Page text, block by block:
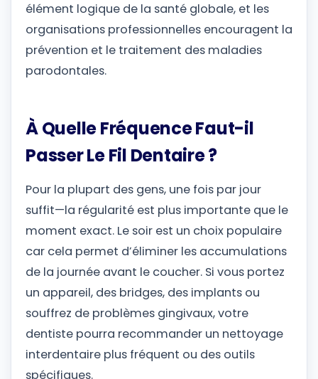
élément logique de la santé globale, et les
organisations professionnelles encouragent la
prévention et le traitement des maladies
parodontales.
À Quelle Fréquence Faut-il
Passer Le Fil Dentaire ?
Pour la plupart des gens, une fois par jour
suffit—la régularité est plus importante que le
moment exact. Le soir est un choix populaire
car cela permet d’éliminer les accumulations
de la journée avant le coucher. Si vous portez
un appareil, des bridges, des implants ou
souffrez de problèmes gingivaux, votre
dentiste pourra recommander un nettoyage
interdentaire plus fréquent ou des outils
spécifiques.